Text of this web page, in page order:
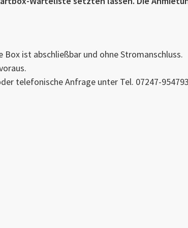
ist abschließbar und ohne Stromanschluss.
telefonische Anfrage unter Tel. 07247-